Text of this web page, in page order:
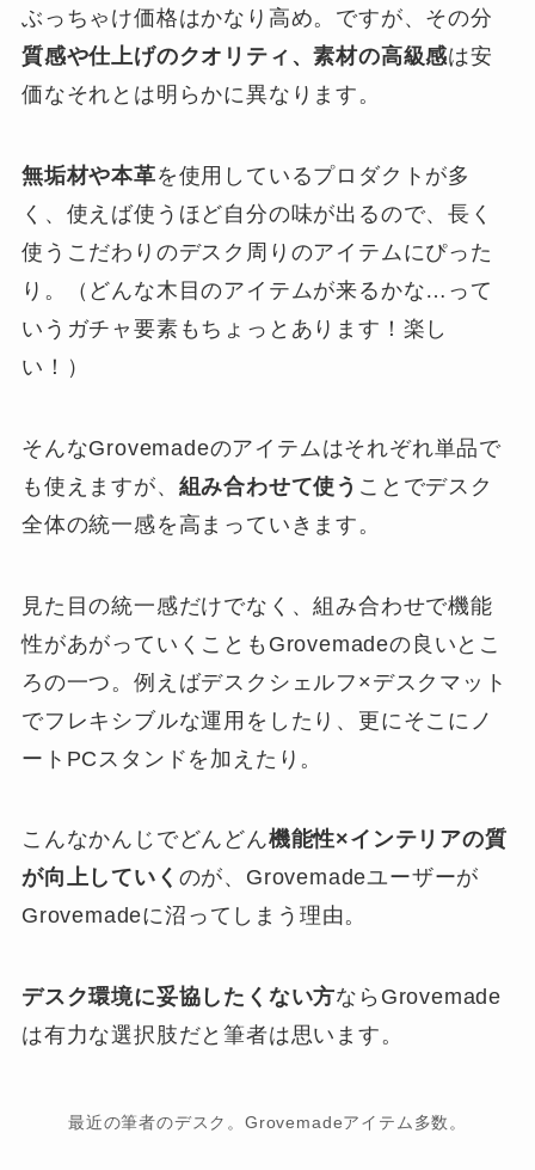
ぶっちゃけ価格はかなり高め。ですが、その分
質感や仕上げのクオリティ、素材の高級感は安
価なそれとは明らかに異なります。
無垢材や本革を使用しているプロダクトが多
く、使えば使うほど自分の味が出るので、長く
使うこだわりのデスク周りのアイテムにぴった
り。（どんな木目のアイテムが来るかな…って
いうガチャ要素もちょっとあります！楽し
い！）
そんなGrovemadeのアイテムはそれぞれ単品で
も使えますが、 組み合わせて使う ことでデスク
全体の統一感を高まっていきます。
見た目の統一感だけでなく、組み合わせで機能
性があがっていくこともGrovemadeの良いとこ
ろの一つ。例えばデスクシェルフ×デスクマット
でフレキシブルな運用をしたり、更にそこにノ
ートPCスタンドを加えたり。
こんなかんじでどんどん機能性×インテリアの質
が向上していく のが、Grovemadeユーザーが
Grovemadeに沼ってしまう理由。
デスク環境に妥協したくない方ならGrovemade
は有力な選択肢だと筆者は思います。
最近の筆者のデスク。Grovemadeアイテム多数。